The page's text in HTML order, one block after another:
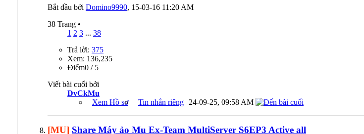
Bắt đầu bởi Domino9990, 15-03-16 11:20 AM
38 Trang •
1 2 3 ... 38
Trả lời: 375
Xem: 136,235
Ðiểm0 / 5
Viết bài cuối bởi
DvCkMu
Xem Hồ sơ
Tin nhắn riêng 24-09-25, 09:58 AM
[MU] Share Máy ảo Mu Ex-Team MultiServer S6EP3 Active all